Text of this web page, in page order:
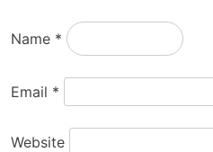
Name *
Email *
Website